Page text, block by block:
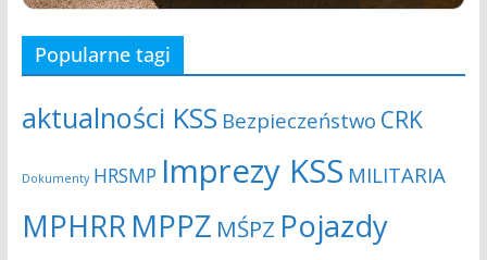
Popularne tagi
aktualności KSS Bezpieczeństwo CRK
Dokumenty HRSMP Imprezy KSS MILITARIA
MPHRRMPPZ MŚPZ Pojazdy